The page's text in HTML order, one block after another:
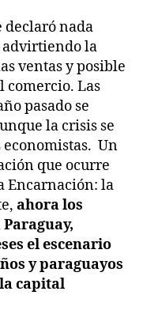
declaró nada
advirtiendo la
ventas y posible
comercio. Las
pasado se
la crisis se
Un
que ocurre
Encarnación: la
ahora los
el escenario
y paraguayos
capital